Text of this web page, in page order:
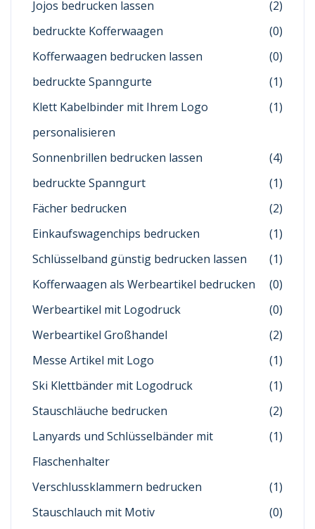
Jojos bedrucken lassen
(2)
bedruckte Kofferwaagen
(0)
Kofferwaagen bedrucken lassen
(0)
bedruckte Spanngurte
(1)
Klett Kabelbinder mit Ihrem Logo
personalisieren
(1)
Sonnenbrillen bedrucken lassen
(4)
bedruckte Spanngurt
(1)
Fächer bedrucken
(2)
Einkaufswagenchips bedrucken
(1)
Schlüsselband günstig bedrucken lassen
(1)
Kofferwaagen als Werbeartikel bedrucken
(0)
Werbeartikel mit Logodruck
(0)
Werbeartikel Großhandel
(2)
Messe Artikel mit Logo
(1)
Ski Klettbänder mit Logodruck
(1)
Stauschläuche bedrucken
(2)
Lanyards und Schlüsselbänder mit
Flaschenhalter
(1)
Verschlussklammern bedrucken
(1)
Stauschlauch mit Motiv
(0)